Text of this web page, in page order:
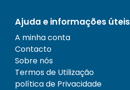
Ajuda e informações úteis
A minha conta
Contacto
Sobre nós
Termos de Utilização
política de Privacidade